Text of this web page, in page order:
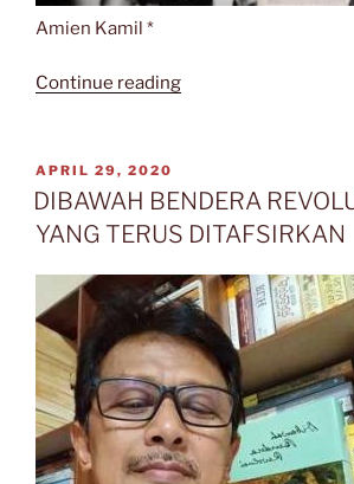
Amien Kamil *
Continue reading“Alex
Mendur,
Fotografer
POSTED
ON
APRIL 29, 2020
DIBAWAH BENDERA
YANG TERUS DITAFSIRKAN